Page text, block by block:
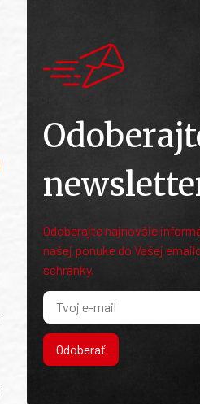
Odoberajte najnovšie
našej ponuke do Vašej
schránky.
Odoberať